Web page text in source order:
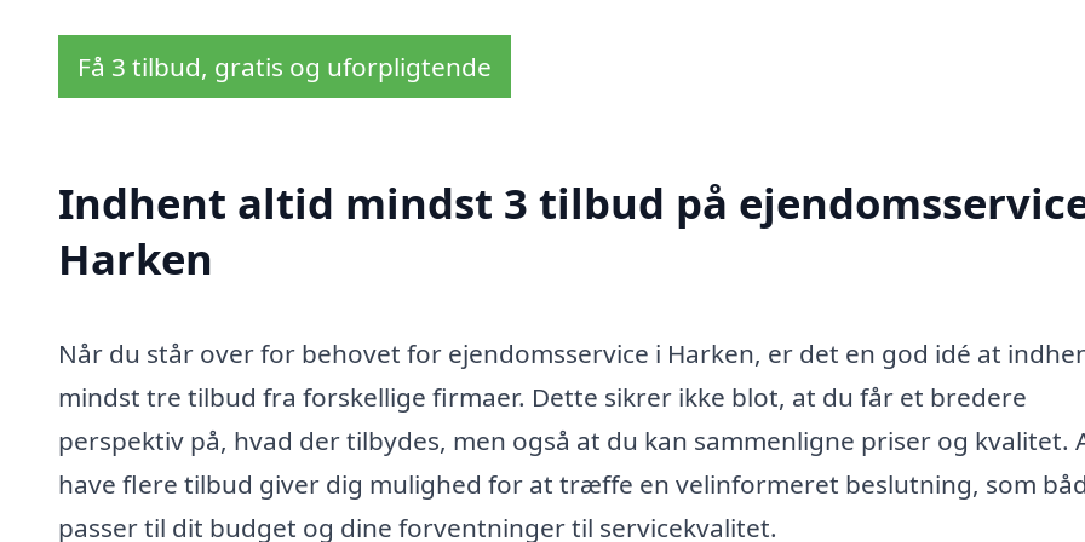
Få 3 tilbud, gratis og uforpligtende
Indhent altid mindst 3 tilbud på
Harken
Når du står over for behovet for ejendomsservice i Harken, er det en god idé at
mindst tre tilbud fra forskellige firmaer. Dette sikrer ikke blot, at du får et bredere
perspektiv på, hvad der tilbydes, men også at du kan sammenligne priser og kvalitet.
have flere tilbud giver dig mulighed for at træffe en velinformeret beslutning, som
passer til dit budget og dine forventninger til servicekvalitet.